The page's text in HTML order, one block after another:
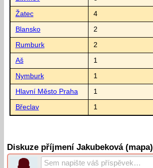
Žatec 4
Blansko 2
Rumburk 2
Aš 1
Nymburk 1
Hlavní Město Praha 1
Břeclav 1
Diskuze příjmení Jakubeková (mapa)